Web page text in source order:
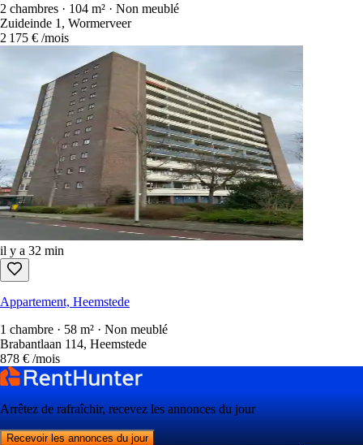
2 chambres · 104 m² · Non meublé
Zuideinde 1, Wormerveer
2 175 € /mois
il y a 32 min
Appartement, Heemstede
1 chambre · 58 m² · Non meublé
Brabantlaan 114, Heemstede
878 € /mois
Arrêtez de rafraîchir, recevez les annonces du jour
Recevoir les annonces du jour